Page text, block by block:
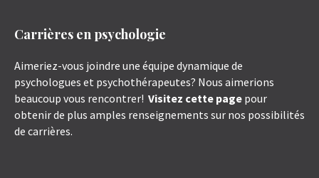
Carrières en psychologie
Aimeriez-vous joindre une équipe dynamique de
psychologues et psychothérapeutes? Nous aimerions
beaucoup vous rencontrer! Visitez cette page pour
obtenir de plus amples renseignements sur nos possibilités
de carrières.